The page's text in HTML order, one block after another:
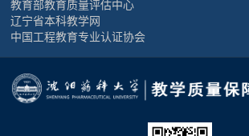
教育部教育质量评估中心
辽宁省本科教学网
中国工程教育专业认证协会